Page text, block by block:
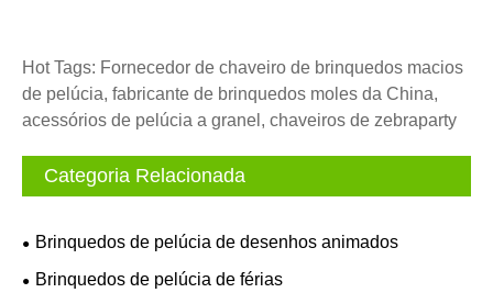
Hot Tags: Fornecedor de chaveiro de brinquedos macios
de pelúcia, fabricante de brinquedos moles da China,
acessórios de pelúcia a granel, chaveiros de zebraparty
Categoria Relacionada
Brinquedos de pelúcia de desenhos animados
Brinquedos de pelúcia de férias